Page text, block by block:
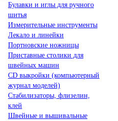
Булавки и иглы для ручного
шитья
Измерительные инструменты
Лекало и линейки
Портновские ножницы
Приставные столики для
швейных машин
СD выкройки (компьютерный
журнал моделей)
Стабилизаторы, флизелин,
клей
Швейные и вышивальные